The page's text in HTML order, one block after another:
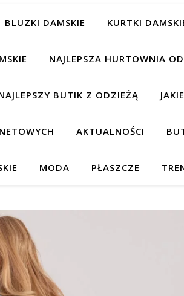
BLUZKI DAMSKIE KURTKI
NAJLEPSZA HURTOWNIA
BUTIK Z ODZIEŻĄ
AKTUALNOŚCI
MODA PŁASZCZE